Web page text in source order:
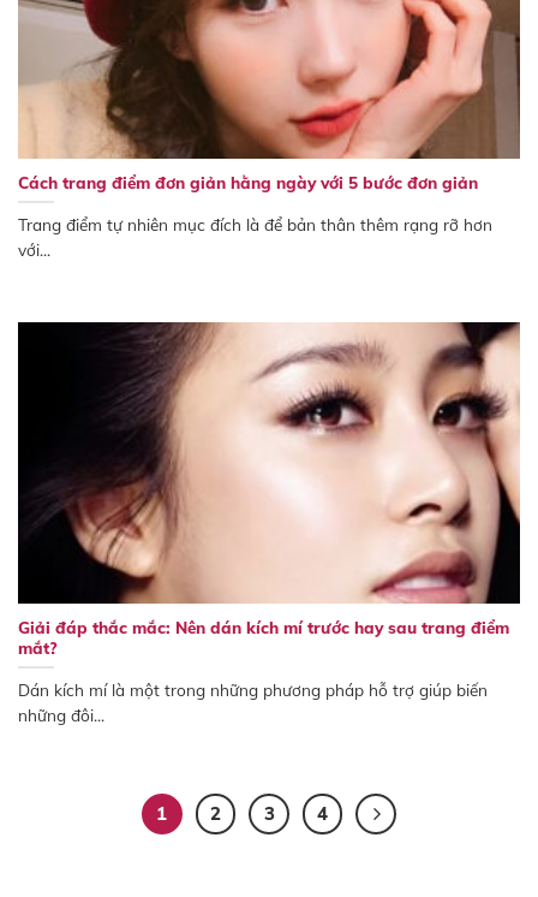
Cách trang điểm đơn giản hằng ngày với 5 bước đơn giản
Trang điểm tự nhiên mục đích là để bản thân thêm rạng rỡ hơn
với...
Giải đáp thắc mắc: Nên dán kích mí trước hay sau trang điểm
mắt?
Dán kích mí là một trong những phương pháp hỗ trợ giúp biến
những đôi...
1 2 3 4